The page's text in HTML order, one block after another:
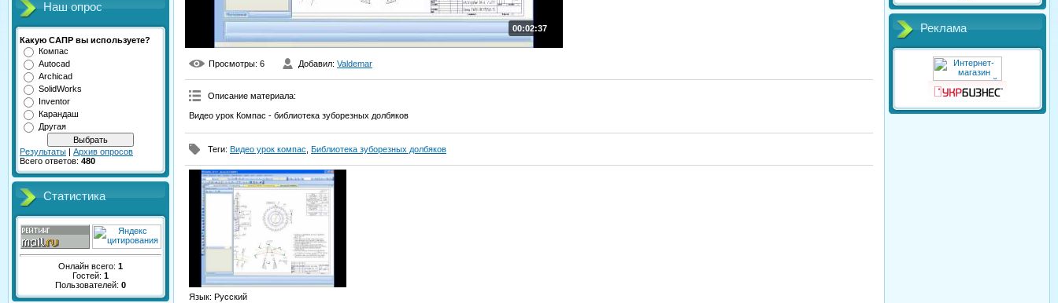
Наш опрос
Какую САПР вы используете?
Компас
Autocad
Archicad
SolidWorks
Inventor
Карандаш
Другая
Результаты | Архив опросов
Всего ответов: 480
Статистика
Онлайн всего: 1
Гостей: 1
Пользователей: 0
00:02:37
Просмотры: 6 Добавил: Valdemar
Описание материала:
Видео урок Компас - библиотека зуборезных долбяков
Теги: Видео урок компас Библиотека зуборезных долбяков
Язык: Русский
Реклама